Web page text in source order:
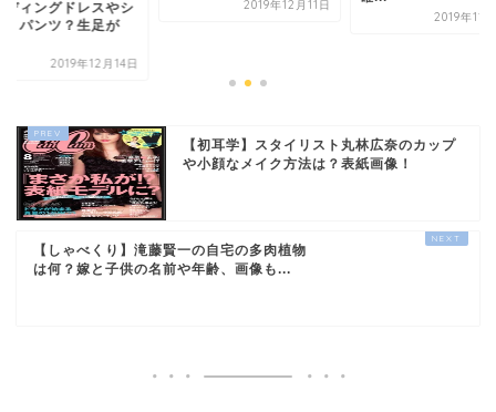
ディングドレスやシ
トパンツ？生足が
2019年12月14日
2019年12月11日
2019年11
【初耳学】スタイリスト丸林広奈のカップ
や小顔なメイク方法は？表紙画像！
【しゃべくり】滝藤賢一の自宅の多肉植物
は何？嫁と子供の名前や年齢、画像も...